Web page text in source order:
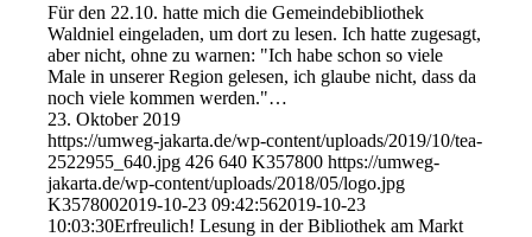
Für den 22.10. hatte mich die Gemeindebibliothek
Waldniel eingeladen, um dort zu lesen. Ich hatte zugesagt,
aber nicht, ohne zu warnen: "Ich habe schon so viele
Male in unserer Region gelesen, ich glaube nicht, dass da
noch viele kommen werden."…
23. Oktober 2019
https://umweg-jakarta.de/wp-content/uploads/2019/10/tea-
2522955_640.jpg 426 640 K357800 https://umweg-
jakarta.de/wp-content/uploads/2018/05/logo.jpg
K3578002019-10-23 09:42:562019-10-23
10:03:30Erfreulich! Lesung in der Bibliothek am Markt